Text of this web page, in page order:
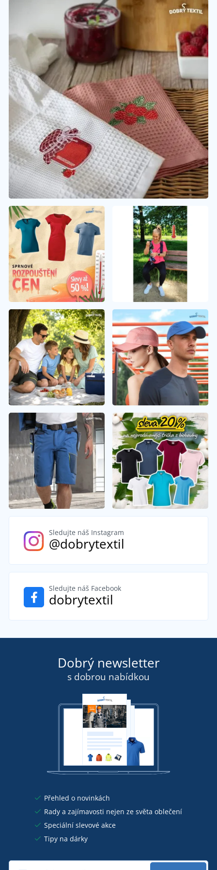
Sledujte náš Instagram
@dobrytextil
Sledujte náš Facebook
dobrytextil
Dobrý newsletter
s dobrou nabídkou
Přehled o novinkách
Rady a zajímavosti nejen ze světa oblečení
Speciální slevové akce
Tipy na dárky